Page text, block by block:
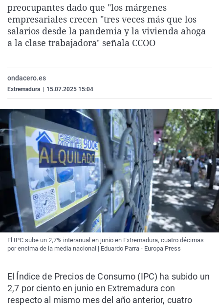
La rosa de los vientos
Gente viajera
Como el perro y el
Caso
Retornados
Equipo de
Extremadura
Galicia
La Rioja
Virales
Televisión
Elecciones
preocupantes dado que "los márgenes
empresariales crecen "tres veces más que los
salarios desde la pandemia y la vivienda ahoga
a la clase trabajadora" señala CCOO
ondacero.es
Extremadura 15.07.2025 15:04
El IPC sube un 2,7% interanual en junio en Extremadura, cuatro décimas
por encima de la media nacional | Eduardo Parra - Europa Press
El Índice de Precios de Consumo (IPC) ha subido un
2,7 por ciento en junio en Extremadura con
respecto al mismo mes del año anterior, cuatro